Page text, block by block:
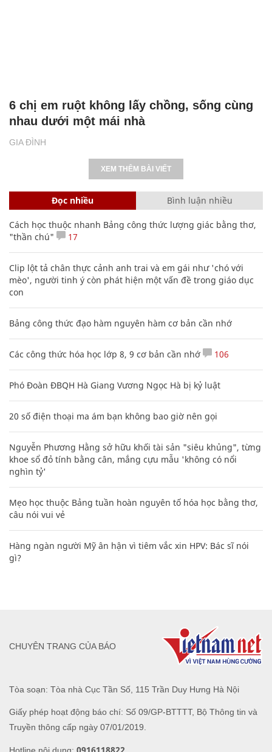
GIA ĐÌNH
6 chị em ruột không lấy chồng, sống cùng
nhau dưới một mái nhà
XEM THÊM BÀI VIẾT
Đọc nhiều Bình luận nhiều
Cách học thuộc nhanh Bảng công thức lượng giác bằng thơ,
"thần chú"
17
Clip lột tả chân thực cảnh anh trai và em gái như 'chó với
mèo', người tinh ý còn phát hiện một vấn đề trong giáo dục
con
Bảng công thức đạo hàm nguyên hàm cơ bản cần nhớ
Các công thức hóa học lớp 8, 9 cơ bản cần nhớ 106
Phó Đoàn ĐBQH Hà Giang Vương Ngọc Hà bị kỷ luật
20 số điện thoại ma ám bạn không bao giờ nên gọi
Nguyễn Phương Hằng sở hữu khối tài sản "siêu khủng", từng
khoe sổ đỏ tính bằng cân, mắng cựu mẫu 'không có nổi
nghìn tỷ'
Mẹo học thuộc Bảng tuần hoàn nguyên tố hóa học bằng thơ,
câu nói vui vẻ
Hàng ngàn người Mỹ ân hận vì tiêm vắc xin HPV: Bác sĩ nói
gì?
Tòa soạn: Tòa nhà Cục Tần Số, 115 Trần Duy Hưng Hà Nội
Giấy phép hoạt động báo chí: Số 09/GP-BTTTT, Bộ Thông tin và
Truyền thông cấp ngày 07/01/2019.
CHUYÊN TRANG CỦA BÁO